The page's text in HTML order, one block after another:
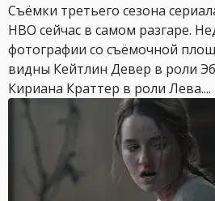
Съёмки третьего сезона
HBO сейчас в самом разгаре.
фотографии со съёмочной
видны Кейтлин Девер в роли
Кириана Краттер в роли Лева....